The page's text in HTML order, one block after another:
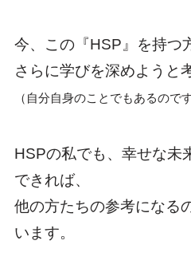
今、この『HSP』を持つ
さらに学びを深めようと
（自分自身のことでもあるので
HSPの私でも、幸せな未
できれば、
他の方たちの参考になる
います。